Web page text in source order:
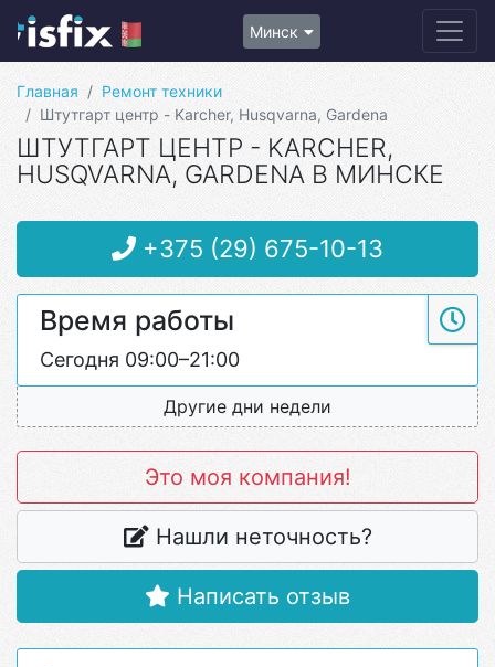
Минск
Главная
Ремонт техники
Штутгарт центр - Karcher, Husqvarna, Gardena
ШТУТГАРТ ЦЕНТР - KARCHER,
HUSQVARNA, GARDENA В МИНСКЕ
+375 (29) 675-10-13
Время работы
Сегодня 09:00–21:00
Другие дни недели
Это моя компания!
Нашли неточность?
Написать отзыв